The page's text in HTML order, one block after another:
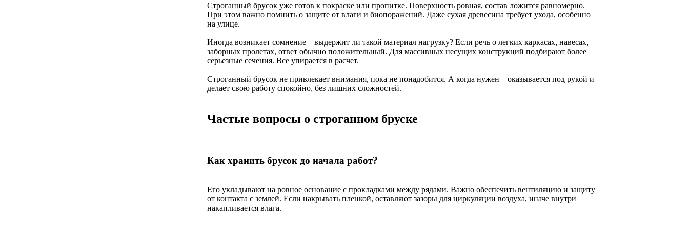
Строганный брусок уже готов к покраске или пропитке. Поверхность ровная, состав ложится равномерно.
При этом важно помнить о защите от влаги и биопоражений. Даже сухая древесина требует ухода, особенно
на улице.
Иногда возникает сомнение – выдержит ли такой материал нагрузку? Если речь о легких каркасах, навесах,
заборных пролетах, ответ обычно положительный. Для массивных несущих конструкций подбирают более
серьезные сечения. Все упирается в расчет.
Строганный брусок не привлекает внимания, пока не понадобится. А когда нужен – оказывается под рукой и
делает свою работу спокойно, без лишних сложностей.
Частые вопросы о строганном бруске
Как хранить брусок до начала работ?
Его укладывают на ровное основание с прокладками между рядами. Важно обеспечить вентиляцию и защиту
от контакта с землей. Если накрывать пленкой, оставляют зазоры для циркуляции воздуха, иначе внутри
накапливается влага.